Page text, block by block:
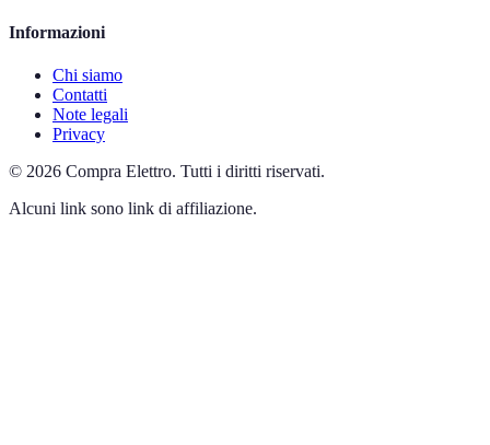
Informazioni
Chi siamo
Contatti
Note legali
Privacy
© 2026 Compra Elettro. Tutti i diritti riservati.
Alcuni link sono link di affiliazione.